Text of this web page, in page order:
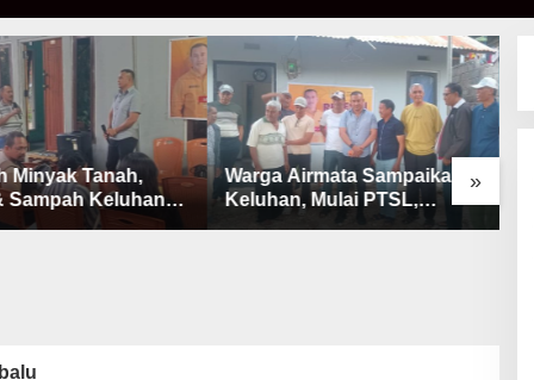
»
Minyak Tanah,
Sampah Keluhan
Airnona
Warga Airmata Sampaikan
Keluhan, Mulai PTSL,
Ketersediaan Minyak Tanah